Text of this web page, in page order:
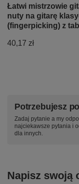
Łatwi mistrzowie
nuty na gitarę
(fingerpicking) z
40,17 zł
Potrzebujesz
Zadaj pytanie a my
najciekawsze pytania i
dla innych.
Napisz swoją